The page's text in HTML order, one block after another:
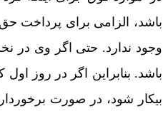
باشد، الزامی برای پرداخت
وجود ندارد. حتی اگر وی در
باشد. بنابراین اگر در روز اول
بیکار شود، در صورت